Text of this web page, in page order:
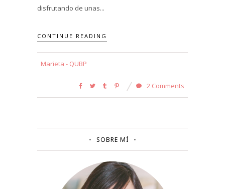
disfrutando de unas...
CONTINUE READING
Marieta - QUBP
2 Comments
SOBRE MÍ